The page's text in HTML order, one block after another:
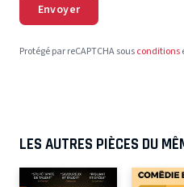
Envoyer
Protégé par reCAPTCHA sousconditions
LES AUTRES PIÈCES DU